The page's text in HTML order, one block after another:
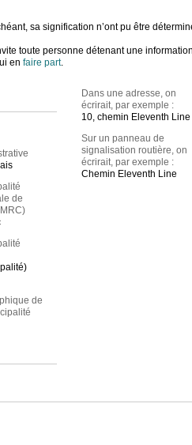
sa signification n’ont pu être
toute personne détenant une
en faire part.
de
de
Dans une adresse, on
écrirait, par exemple :
10, chemin Eleventh Line
Sur un panneau de
signalisation routière, on
écrirait, par exemple :
Chemin Eleventh Line